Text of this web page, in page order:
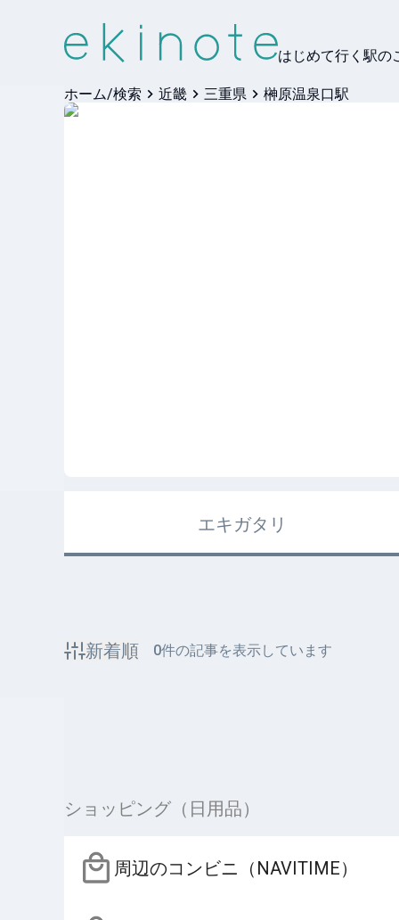
はじめて行く駅の
ホーム/検索 近畿 三重県 榊原温泉口駅
エキガタリ
新着順 0件の記事を表示しています
ショッピング（日用品）
周辺のコンビニ（NAVITIME）